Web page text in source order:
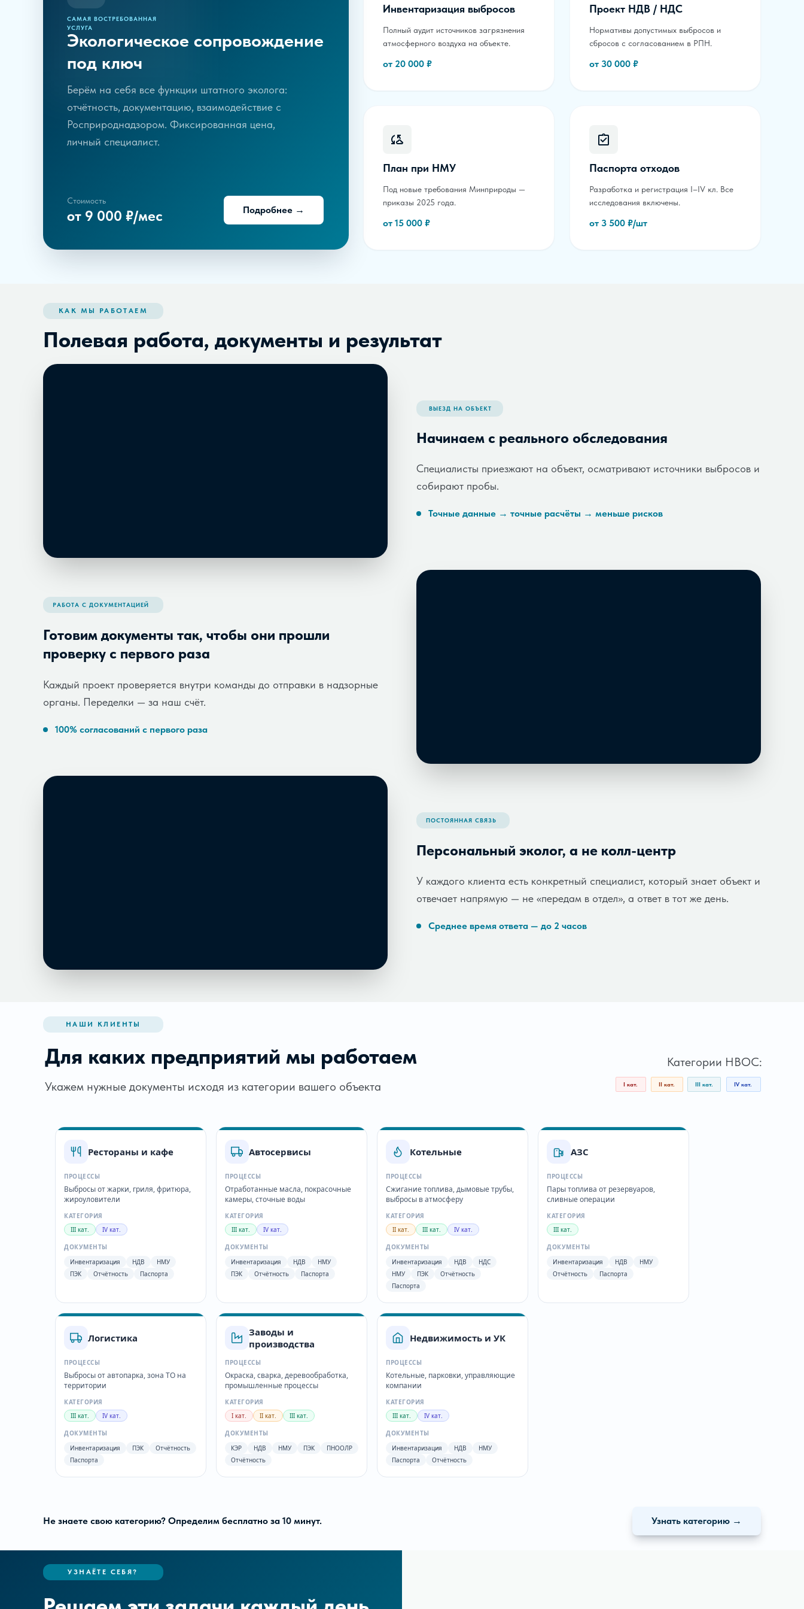
от 20 000 ₽
Инвентаризация выбросов
Полный аудит источников загрязнения
атмосферного воздуха на объекте.
Проект НДВ / НДС
от 30 000 ₽
Нормативы допустимых выбросов и
сбросов с согласованием в РПН.
План при НМУ
от 15 000 ₽
Под новые требования Минприроды —
приказы 2025 года.
Паспорта отходов
от 3 500 ₽/шт
Разработка и регистрация I–IV кл. Все
исследования включены.
САМАЯ ВОСТРЕБОВАННАЯ
УСЛУГА
Экологическое сопровождение
под ключ
Берём на себя все функции штатного эколога:
отчётность, документацию, взаимодействие с
Росприроднадзором. Фиксированная цена,
личный специалист.
Стоимость
от 9 000 ₽/мес Подробнее →
Точные данные → точные расчёты → меньше рисков
ВЫЕЗД НА ОБЪЕКТ
Начинаем с реального обследования
Специалисты приезжают на объект, осматривают источники выбросов и
собирают пробы.
100% согласований с первого раза
РАБОТА С ДОКУМЕНТАЦИЕЙ
Готовим документы так, чтобы они прошли
проверку с первого раза
Каждый проект проверяется внутри команды до отправки в надзорные
органы. Переделки — за наш счёт.
Среднее время ответа — до 2 часов
ПОСТОЯННАЯ СВЯЗЬ
Персональный эколог, а не колл-центр
У каждого клиента есть конкретный специалист, который знает объект и
отвечает напрямую — не «передам в отдел», а ответ в тот же день.
КАК МЫ РАБОТАЕМ
Полевая работа, документы и результат
Для каких предприятий мы работаем
Укажем нужные документы исходя из категории вашего объекта
Категории НВОС:
I кат. II кат. III кат. IV кат.
НАШИ КЛИЕНТЫ
Рестораны и кафе
ПРОЦЕССЫ
Выбросы от жарки, гриля, фритюра,
жироуловители
КАТЕГОРИЯ
III кат.
IV кат.
ДОКУМЕНТЫ
Инвентаризация
НДВ
НМУ
ПЭК
Отчётность Паспорта
Автосервисы
ПРОЦЕССЫ
Отработанные масла, покрасочные
камеры, сточные воды
КАТЕГОРИЯ
III кат.
IV кат.
ДОКУМЕНТЫ
Инвентаризация
НДВ
НМУ
ПЭК
Отчётность Паспорта
Котельные
ПРОЦЕССЫ
Сжигание топлива, дымовые трубы,
выбросы в атмосферу
КАТЕГОРИЯ
II кат.
III кат. IV кат.
ДОКУМЕНТЫ
Инвентаризация
НДВ
НДС
НМУ
ПЭК
Отчётность
Паспорта
АЗС
ПРОЦЕССЫ
Пары топлива от резервуаров,
сливные операции
КАТЕГОРИЯ
III кат.
ДОКУМЕНТЫ
Инвентаризация
НДВ
НМУ
Отчётность
Паспорта
Логистика
ПРОЦЕССЫ
Выбросы от автопарка, зона ТО на
территории
КАТЕГОРИЯ
III кат.
IV кат.
ДОКУМЕНТЫ
Инвентаризация
ПЭК
Отчётность
Паспорта
Заводы и
производства
ПРОЦЕССЫ
Окраска, сварка, деревообработка,
промышленные процессы
КАТЕГОРИЯ
I кат.
II кат. III кат.
ДОКУМЕНТЫ
КЭР
НДВ НМУ ПЭК
ПНООЛР
Отчётность
Недвижимость и УК
ПРОЦЕССЫ
Котельные, парковки, управляющие
компании
КАТЕГОРИЯ
III кат.
IV кат.
ДОКУМЕНТЫ
Инвентаризация
НДВ
НМУ
Паспорта
Отчётность
Не знаете свою категорию? Определим бесплатно за 10 минут. Узнать категорию →
УЗНАЁТЕ СЕБЯ?